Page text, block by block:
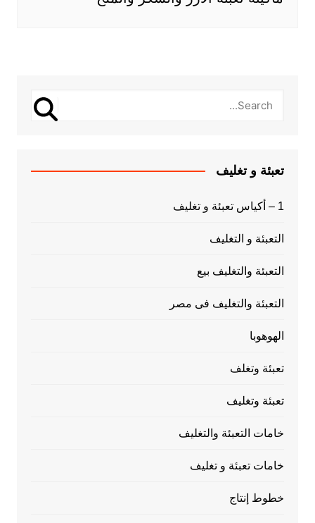
تعبئة و تغليف
1 – أكياس تعبئة و تغليف
التعبئة و التغليف
التعبئة والتغليف بيع
التعبئة والتغليف فى مصر
الهوهوبا
تعبئة وتغلف
تعبئة وتغليف
خامات التعبئة والتغليف
خامات تعبئة و تغليف
خطوط إنتاج